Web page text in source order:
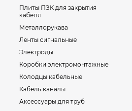
Плиты ПЗК для закрытия
кабеля
Металлорукава
Ленты сигнальные
Электроды
Коробки электромонтажные
Колодцы кабельные
Кабель каналы
Аксессуары для труб